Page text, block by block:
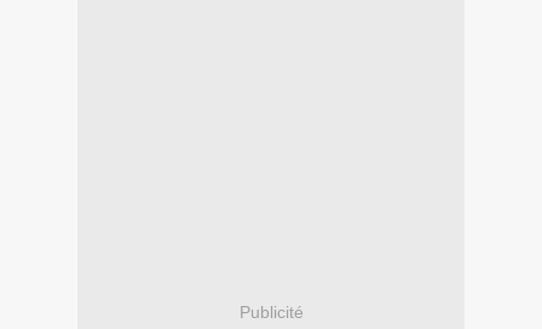
Publicité